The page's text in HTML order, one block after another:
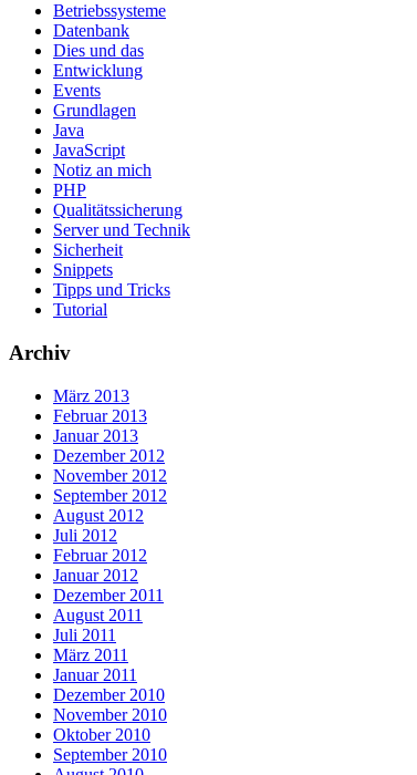
Betriebssysteme
Datenbank
Dies und das
Entwicklung
Events
Grundlagen
Java
JavaScript
Notiz an mich
PHP
Qualitätssicherung
Server und Technik
Sicherheit
Snippets
Tipps und Tricks
Tutorial
Archiv
März 2013
Februar 2013
Januar 2013
Dezember 2012
November 2012
September 2012
August 2012
Juli 2012
Februar 2012
Januar 2012
Dezember 2011
August 2011
Juli 2011
März 2011
Januar 2011
Dezember 2010
November 2010
Oktober 2010
September 2010